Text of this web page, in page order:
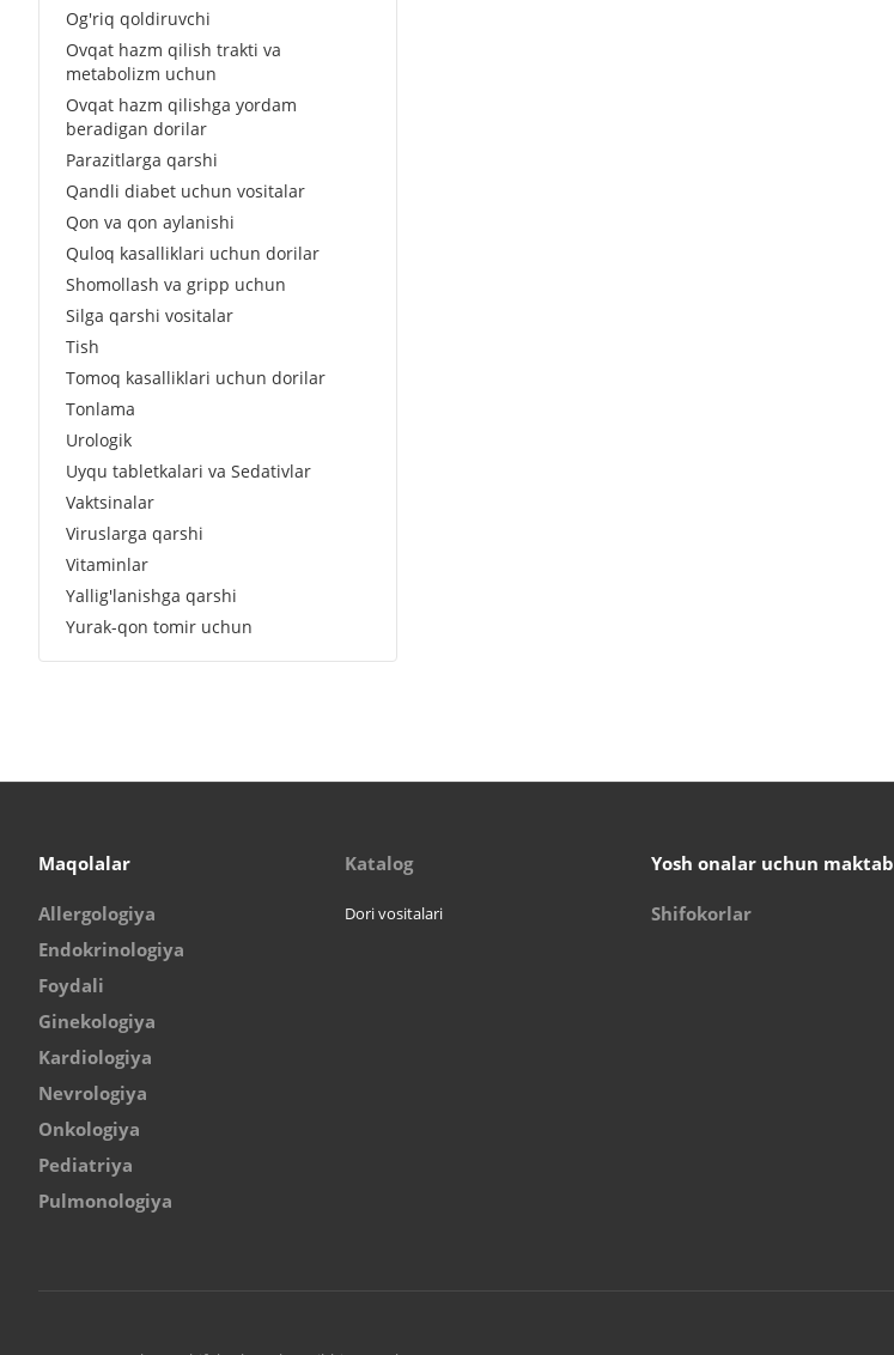
Og'riq qoldiruvchi
Ovqat hazm qilish trakti va
metabolizm uchun
Ovqat hazm qilishga yordam
beradigan dorilar
Parazitlarga qarshi
Qandli diabet uchun vositalar
Qon va qon aylanishi
Quloq kasalliklari uchun dorilar
Shomollash va gripp uchun
Silga qarshi vositalar
Tish
Tomoq kasalliklari uchun dorilar
Tonlama
Urologik
Uyqu tabletkalari va Sedativlar
Vaktsinalar
Viruslarga qarshi
Vitaminlar
Yallig'lanishga qarshi
Yurak-qon tomir uchun
Maqolalar
Allergologiya
Endokrinologiya
Foydali
Ginekologiya
Kardiologiya
Nevrologiya
Onkologiya
Pediatriya
Pulmonologiya
Katalog
Dori vositalari
Yosh onalar uchun maktab
Shifokorlar